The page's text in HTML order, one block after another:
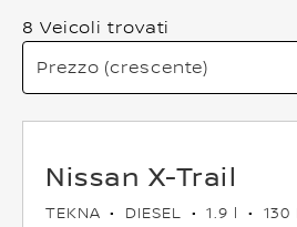
8 Veicoli trovati
Nissan X-Trail
TEKNA DIESEL 1.9 l
130